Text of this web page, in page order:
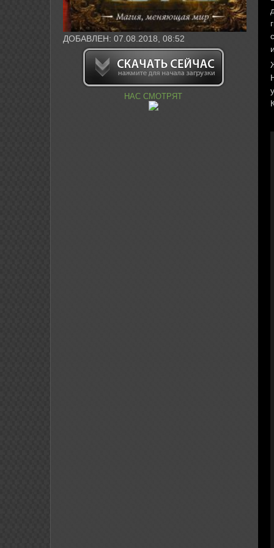
ДОБАВЛЕН: 07.08.2018, 08:52
НАС СМОТРЯТ